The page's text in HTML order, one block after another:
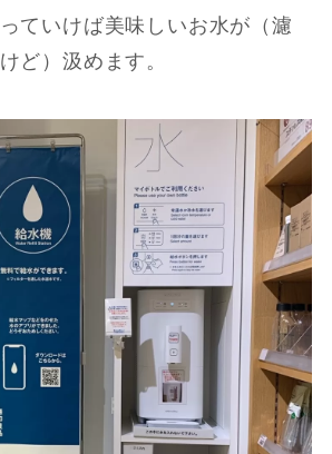
ていけば美味しいお水が（濾
ど）汲めます。